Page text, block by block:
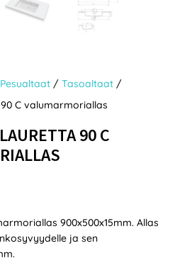
Pesualtaat/ Tasoaltaat/
C valumarmoriallas
90 C
900x500x15mm. Allas
ja sen